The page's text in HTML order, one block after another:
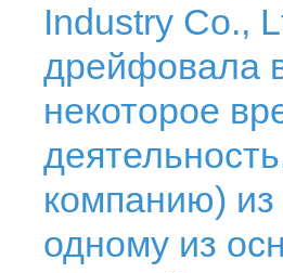
Industry Co.,
дрейфовала
некоторое
компанию)
одному из